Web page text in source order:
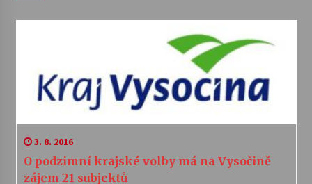
3. 8. 2016
O podzimní krajské volby má na Vysočině
zájem 21 subjektů